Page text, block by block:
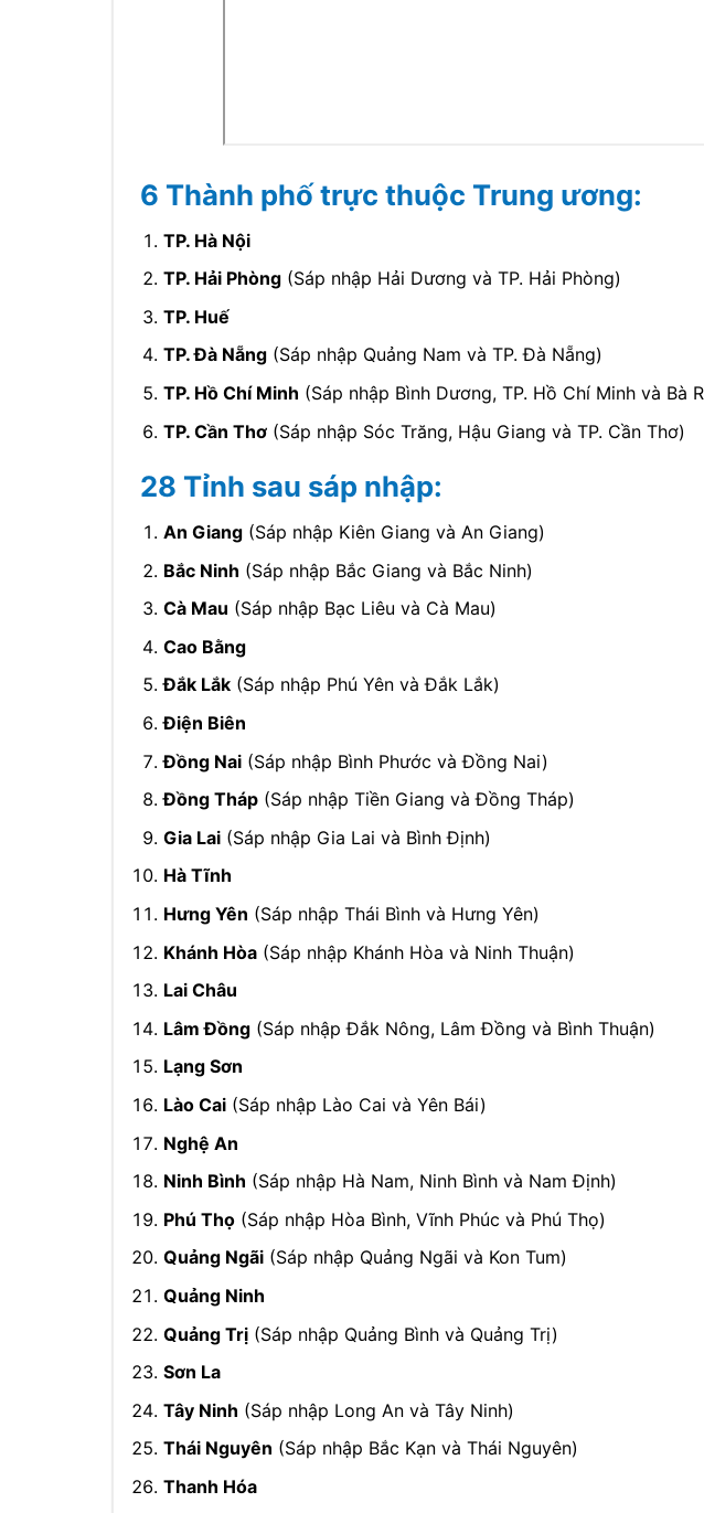
6 Thành phố trực thuộc Trung ương:
TP. Hà Nội
TP. Hải Phòng(Sáp nhập Hải Dương và TP. Hải Phòng)
TP. Huế
TP. Đà Nẵng(Sáp nhập Quảng Nam và TP. Đà Nẵng)
TP. Hồ Chí Minh (Sáp nhập Bình Dương, TP. Hồ Chí Minh và Bà
TP. Cần Thơ(Sáp nhập Sóc Trăng, Hậu Giang và TP. Cần Thơ)
28 Tỉnh sau sáp nhập:
An Giang(Sáp nhập Kiên Giang và An Giang)
Bắc Ninh (Sáp nhập Bắc Giang và Bắc Ninh)
Cà Mau (Sáp nhập Bạc Liêu và Cà Mau)
Cao Bằng
Đắk Lắk(Sáp nhập Phú Yên và Đắk Lắk)
Điện Biên
Đồng Nai(Sáp nhập Bình Phước và Đồng Nai)
Đồng Tháp(Sáp nhập Tiền Giang và Đồng Tháp)
Gia Lai(Sáp nhập Gia Lai và Bình Định)
Hà Tĩnh
Hưng Yên (Sáp nhập Thái Bình và Hưng Yên)
Khánh Hòa(Sáp nhập Khánh Hòa và Ninh Thuận)
Lai Châu
Lâm Đồng(Sáp nhập Đắk Nông, Lâm Đồng và Bình Thuận)
Lạng Sơn
Lào Cai(Sáp nhập Lào Cai và Yên Bái)
Nghệ An
Ninh Bình (Sáp nhập Hà Nam, Ninh Bình và Nam Định)
Phú Thọ(Sáp nhập Hòa Bình, Vĩnh Phúc và Phú Thọ)
Quảng Ngãi(Sáp nhập Quảng Ngãi và Kon Tum)
Quảng Ninh
Quảng Trị(Sáp nhập Quảng Bình và Quảng Trị)
Sơn La
Tây Ninh (Sáp nhập Long An và Tây Ninh)
Thái Nguyên (Sáp nhập Bắc Kạn và Thái Nguyên)
Thanh Hóa